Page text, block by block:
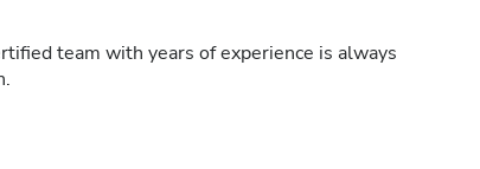
team with years of experience is always